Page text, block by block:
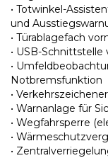
• Totwinkel-
und
• Türablagefach
• USB-Schnittstelle
•
Notbremsfunktion
•
• Warnanlage für
• Wegfahrsperre
•
•